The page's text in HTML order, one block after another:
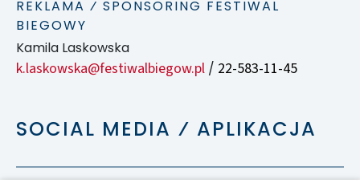
REKLAMA ⁄ SPONSORING FESTIWAL
BIEGOWY
Kamila Laskowska
k.laskowska@festiwalbiegow.pl / 22-583-11-45
SOCIAL MEDIA ⁄ APLIKACJA